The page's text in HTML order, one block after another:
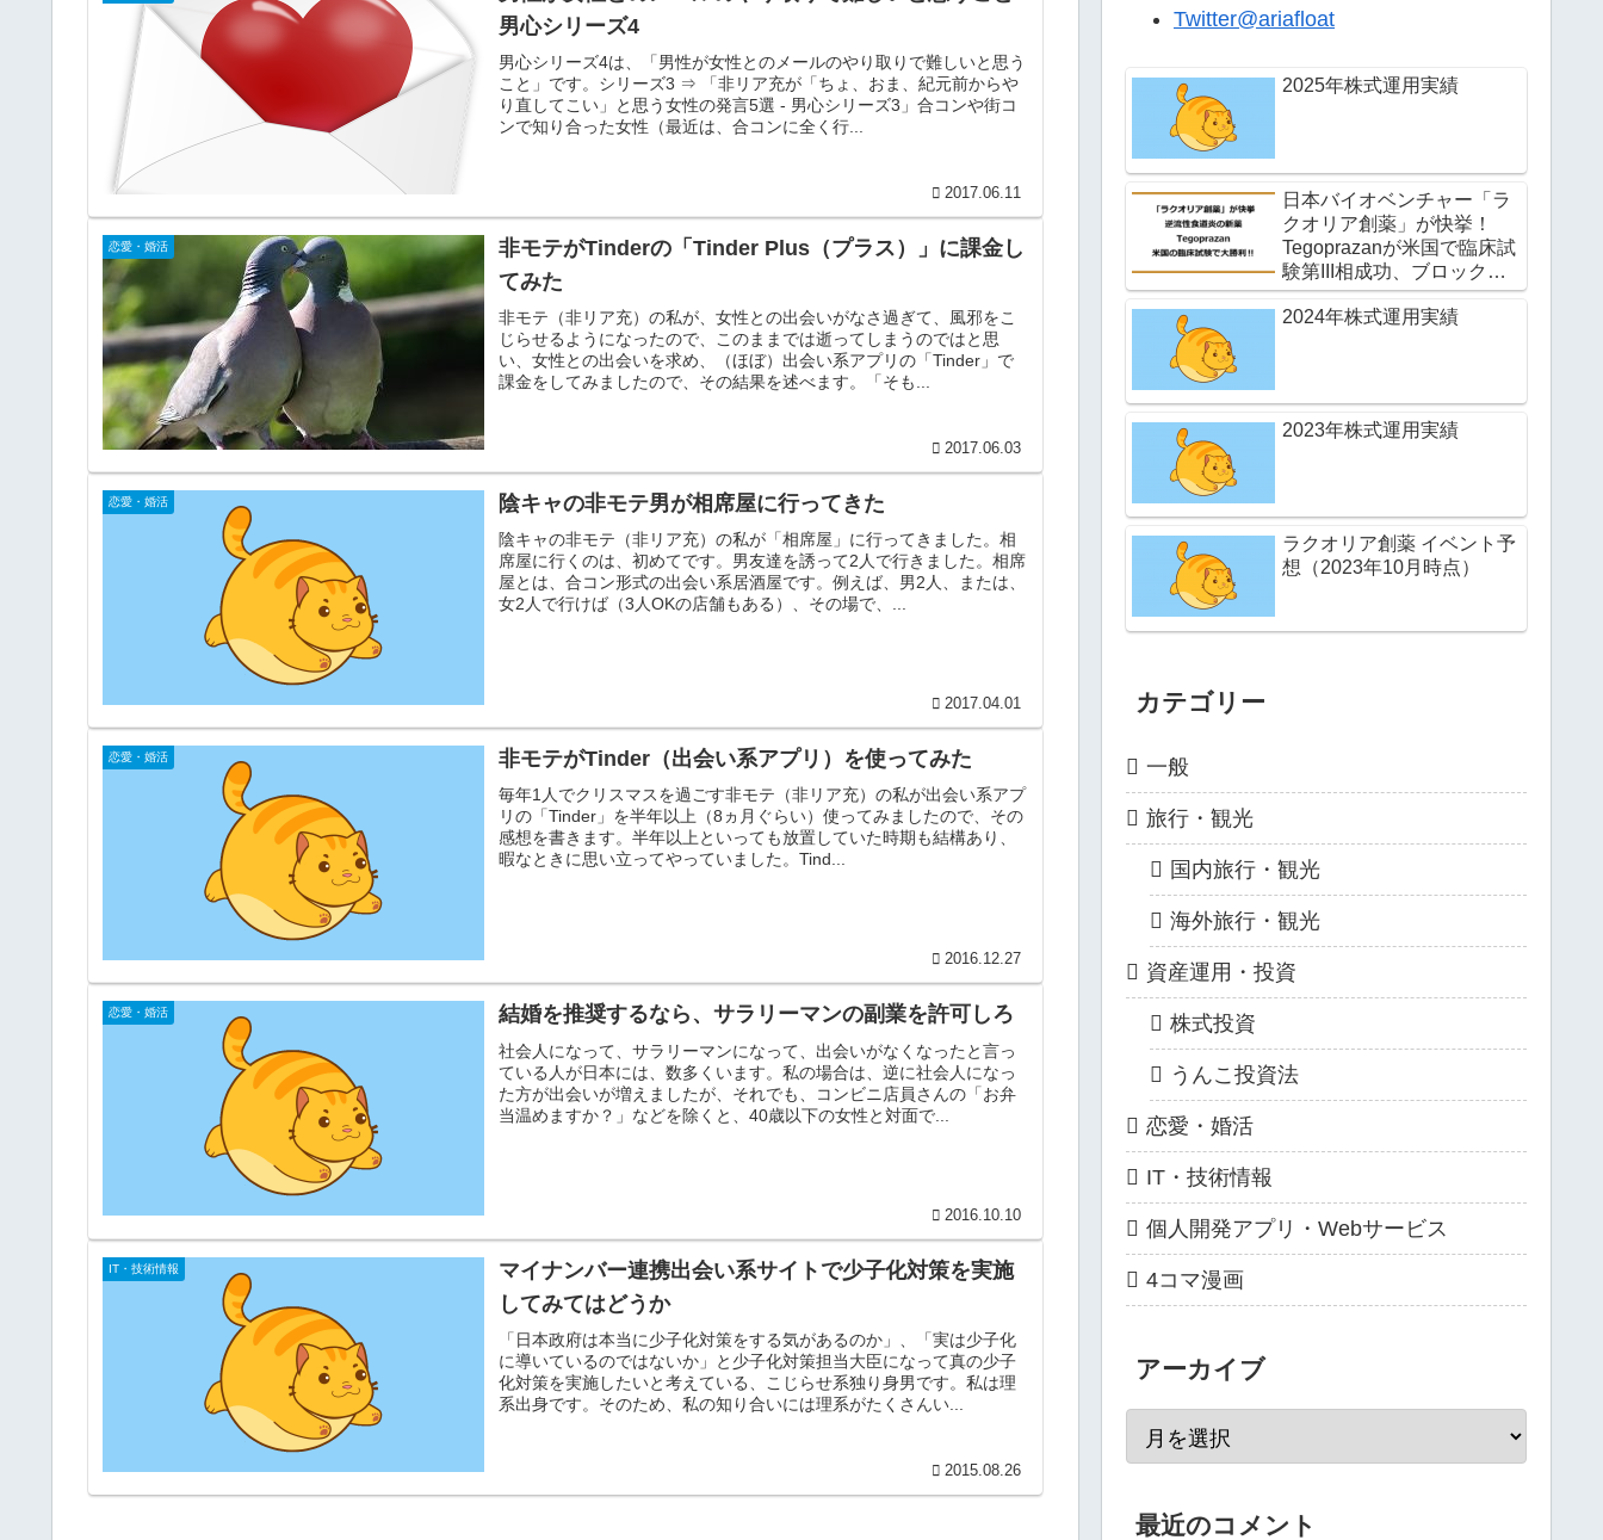
男心シリーズ4
男心シリーズ4は、「男性が女性とのメールのやり取りで難しいと思う
こと」です。シリーズ3 ⇒ 「非リア充が「ちょ、おま、紀元前からや
り直してこい」と思う女性の発言5選 ‐ 男心シリーズ3」合コンや街コ
ンで知り合った女性（最近は、合コンに全く行...
2017.06.11
恋愛・婚活
非モテがTinderの「Tinder Plus（プラス）」に課金し
てみた
非モテ（非リア充）の私が、女性との出会いがなさ過ぎて、風邪をこ
じらせるようになったので、このままでは逝ってしまうのではと思
い、女性との出会いを求め、（ほぼ）出会い系アプリの「Tinder」で
課金をしてみましたので、その結果を述べます。「そも...
2017.06.03
恋愛・婚活 陰キャの非モテ男が相席屋に行ってきた
陰キャの非モテ（非リア充）の私が「相席屋」に行ってきました。相
席屋に行くのは、初めてです。男友達を誘って2人で行きました。相席
屋とは、合コン形式の出会い系居酒屋です。例えば、男2人、または、
女2人で行けば（3人OKの店舗もある）、その場で、...
2017.04.01
恋愛・婚活 非モテがTinder（出会い系アプリ）を使ってみた
毎年1人でクリスマスを過ごす非モテ（非リア充）の私が出会い系アプ
リの「Tinder」を半年以上（8ヵ月ぐらい）使ってみましたので、その
感想を書きます。半年以上といっても放置していた時期も結構あり、
暇なときに思い立ってやっていました。Tind...
2016.12.27
恋愛・婚活 結婚を推奨するなら、サラリーマンの副業を許可しろ
社会人になって、サラリーマンになって、出会いがなくなったと言っ
ている人が日本には、数多くいます。私の場合は、逆に社会人になっ
た方が出会いが増えましたが、それでも、コンビニ店員さんの「お弁
当温めますか？」などを除くと、40歳以下の女性と対面で...
2016.10.10
IT・技術情報
マイナンバー連携出会い系サイトで少子化対策を実施
してみてはどうか
「日本政府は本当に少子化対策をする気があるのか」、「実は少子化
に導いているのではないか」と少子化対策担当大臣になって真の少子
化対策を実施したいと考えている、こじらせ系独り身男です。私は理
系出身です。そのため、私の知り合いには理系がたくさんい...
2015.08.26
Twitter@ariafloat
2025年株式運用実績
日本バイオベンチャー「ラ
クオリア創薬」が快挙！
Tegoprazanが米国で臨床試
験第III相成功、ブロックバ
スター誕生か！？
2024年株式運用実績
2023年株式運用実績
ラクオリア創薬 イベント予
想（2023年10月時点）
カテゴリー
一般
旅行・観光
国内旅行・観光
海外旅行・観光
資産運用・投資
株式投資
うんこ投資法
恋愛・婚活
IT・技術情報
個人開発アプリ・Webサービス
4コマ漫画
アーカイブ
最近のコメント